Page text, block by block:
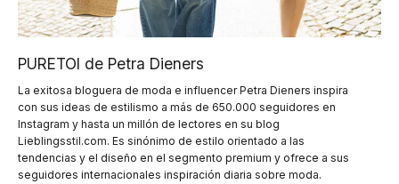
PURETOI de Petra Dieners
La exitosa bloguera de moda e influencer Petra Dieners inspira
con sus ideas de estilismo a más de 650.000 seguidores en
Instagram y hasta un millón de lectores en su blog
Lieblingsstil.com. Es sinónimo de estilo orientado a las
tendencias y el diseño en el segmento premium y ofrece a sus
seguidores internacionales inspiración diaria sobre moda.